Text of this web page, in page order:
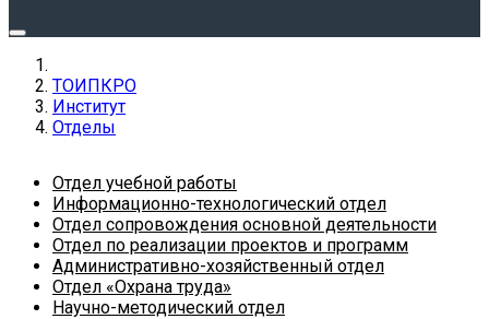
ТОИПКРО
Институт
Отделы
Отдел учебной работы
Информационно-технологический отдел
Отдел сопровождения основной деятельности
Отдел по реализации проектов и программ
Административно-хозяйственный отдел
Отдел «Охрана труда»
Научно-методический отдел